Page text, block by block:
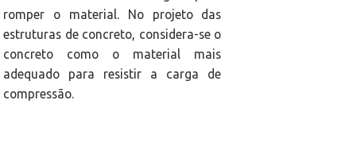
romper o material. No projeto das
estruturas de concreto, considera-se o
concreto como o material mais
adequado para resistir a carga de
compressão.